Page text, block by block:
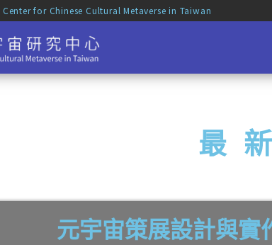
Center for Chinese Cultural Metaverse in Taiwan
最
元宇宙策展設計與實